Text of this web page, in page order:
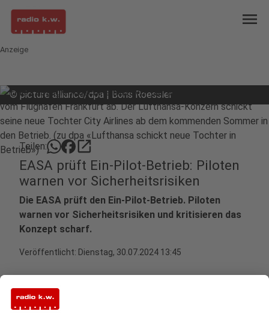
menu
Anzeige
© picture alliance/dpa | Boris Roessler
Teilen: open_in_new
EASA prüft Ein-Pilot-Betrieb: Piloten
warnen vor Sicherheitsrisiken
Die EASA prüft den Ein-Pilot-Betrieb. Piloten
warnen vor Sicherheitsrisiken und kritisieren das
Konzept scharf.
Veröffentlicht: Dienstag, 30.07.2024 13:45